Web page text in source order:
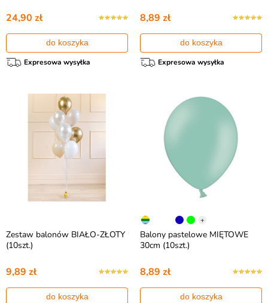
24,90 zł
do koszyka
Expresowa wysyłka
8,89 zł
do koszyka
Expresowa wysyłka
Zestaw balonów BIAŁO-ZŁOTY
(10szt.)
9,89 zł
do koszyka
+
Balony pastelowe MIĘTOWE
30cm (10szt.)
8,89 zł
do koszyka